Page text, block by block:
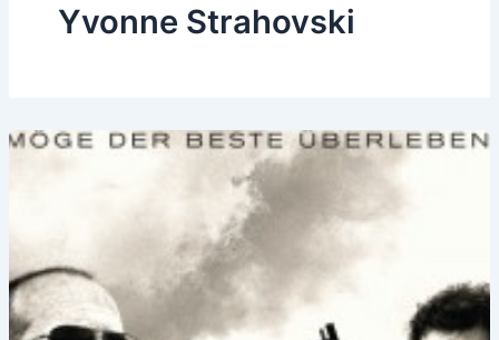
Yvonne Strahovski